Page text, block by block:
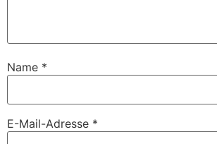
Name *
E-Mail-Adresse *